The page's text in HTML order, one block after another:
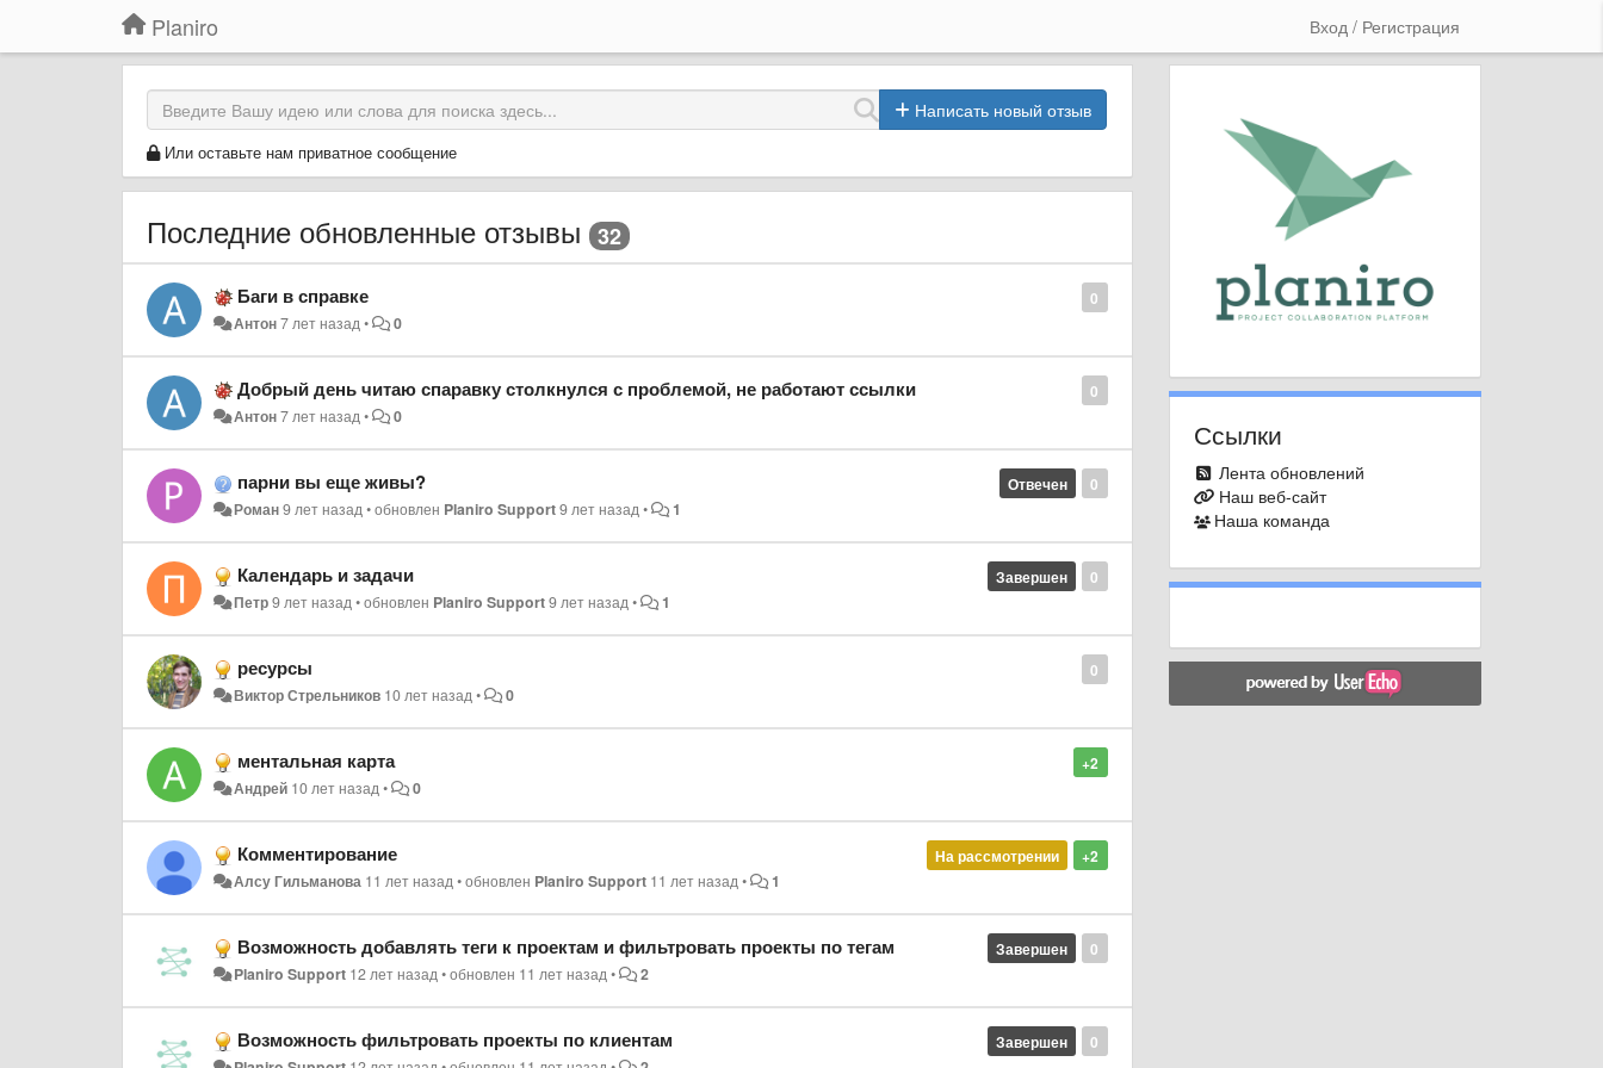
Planiro Вход / Регистрация
Написать новый отзыв
Или оставьте нам приватное сообщение
Последние обновленные отзывы 32
0
Баги в справке
Антон7 лет назад• 0
0
Добрый день читаю спаравку столкнулся с проблемой, не работают ссылки
Антон7 лет назад• 0
0
Отвечен
парни вы еще живы?
Роман9 лет назад•обновлен Planiro Support9 лет назад• 1
0
Завершен
Календарь и задачи
Петр9 лет назад•обновлен Planiro Support9 лет назад• 1
0
ресурсы
Виктор Стрельников 10 лет назад• 0
+2
ментальная карта
Андрей 10 лет назад• 0
+2
На рассмотрении
Комментирование
Алсу Гильманова 11 лет назад•обновлен Planiro Support 11 лет назад• 1
0
Завершен
Возможность добавлять теги к проектам и фильтровать проекты по тегам
Planiro Support 12 лет назад•обновлен 11 лет назад• 2
0
Завершен
Возможность фильтровать проекты по клиентам
Ссылки
Лента обновлений
Наш веб-сайт
Наша команда